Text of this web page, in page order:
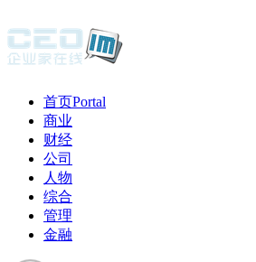
首页Portal
商业
财经
公司
人物
综合
管理
金融